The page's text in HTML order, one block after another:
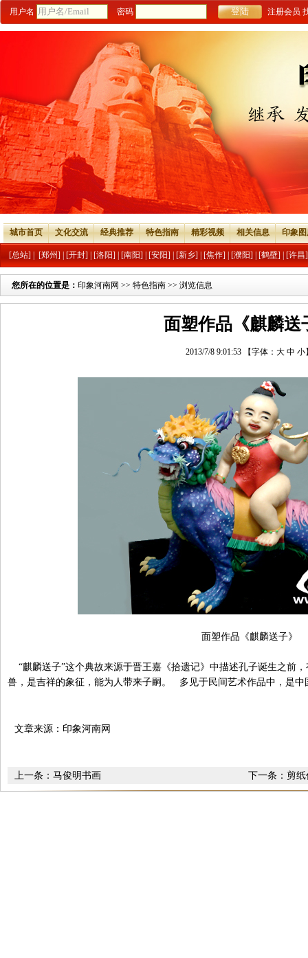
用户名 密码 注册会员
城市首页 文化交流 经典推荐 特色指南 精彩视频 相关信息 印象
[总站] [郑州] [开封] [洛阳] [南阳] [安阳] [新乡] [焦作] [濮阳] [鹤壁] [许昌]
您所在的位置是： 印象河南网 >> 特色指南 >> 浏览信息
面塑作品《麒麟送
2013/7/8 9:01:53 【字体： 大 中 小
面塑作品《麒麟送子》
“麒麟送子”这个典故来源于晋王嘉《拾遗记》中描述孔子诞生之前
兽，是吉祥的象征，能为人带来子嗣。 多见于民间艺术作品中，是中
文章来源：印象河南网
下一条： 剪纸
上一条： 马俊明书画